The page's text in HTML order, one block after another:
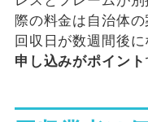
際の料金は自治体の
回収日が数週間後
申し込みがポイント